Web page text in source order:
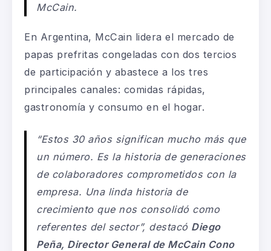
McCain.
En Argentina, McCain lidera el mercado de
papas prefritas congeladas con dos tercios
de participación y abastece a los tres
principales canales: comidas rápidas,
gastronomía y consumo en el hogar.
“Estos 30 años significan mucho más que
un número. Es la historia de generaciones
de colaboradores comprometidos con la
empresa. Una linda historia de
crecimiento que nos consolidó como
referentes del sector”, destacó Diego
Peña, Director General de McCain Cono